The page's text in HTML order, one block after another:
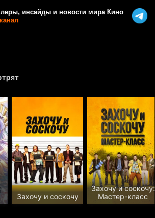
инсайды и новости мира Кино
Захочу и соскочу
Захочу и соскочу:
Мастер-класс